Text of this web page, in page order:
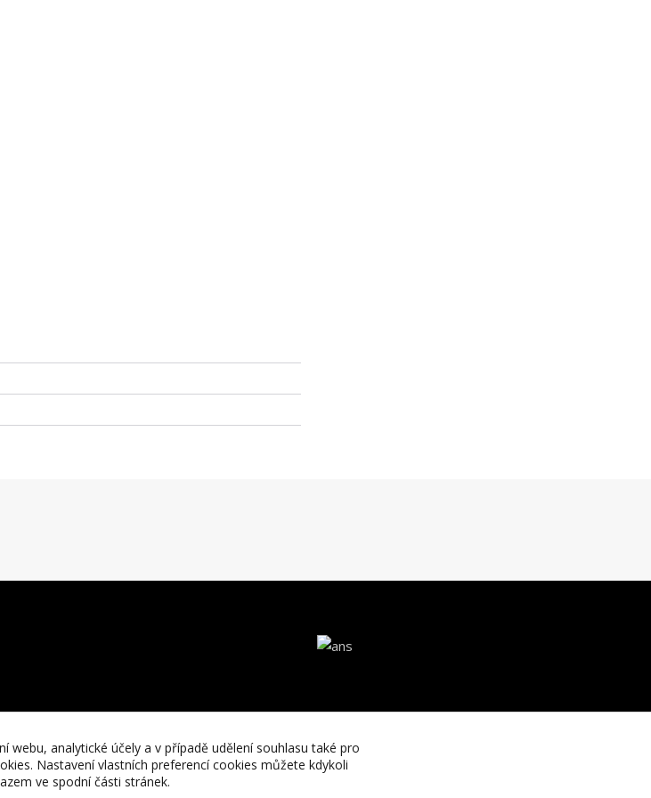
webu, analytické účely a v případě udělení souhlasu také pro
Nastavení vlastních preferencí cookies můžete kdykoli
ve spodní části stránek.